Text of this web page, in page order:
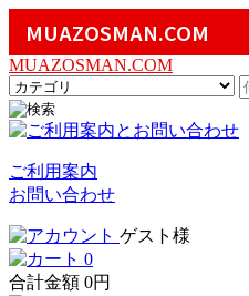
MUAZOSMAN.COM
MUAZOSMAN.COM
ご利用案内
お問い合わせ
ゲスト様
0
合計金額 0円